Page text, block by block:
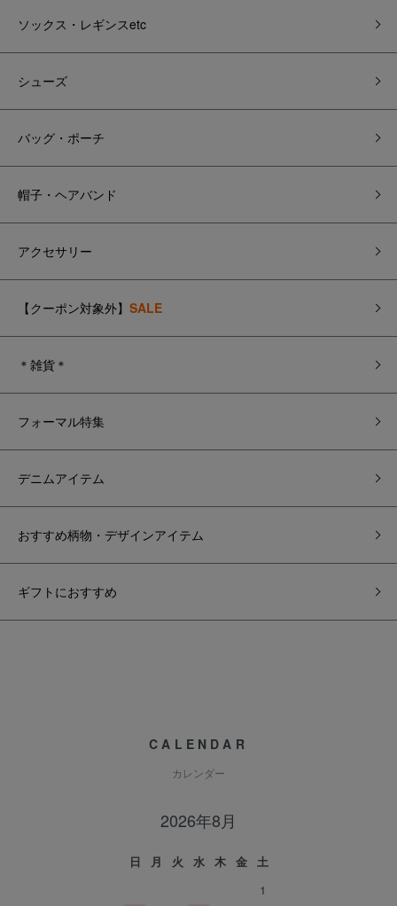
ソックス・レギンスetc
シューズ
バッグ・ポーチ
帽子・ヘアバンド
アクセサリー
【クーポン対象外】 SALE
＊雑貨＊
フォーマル特集
デニムアイテム
おすすめ柄物・デザインアイテム
ギフトにおすすめ
CALENDAR
カレンダー
2026年8月
日 月 火 水 木 金
土
1